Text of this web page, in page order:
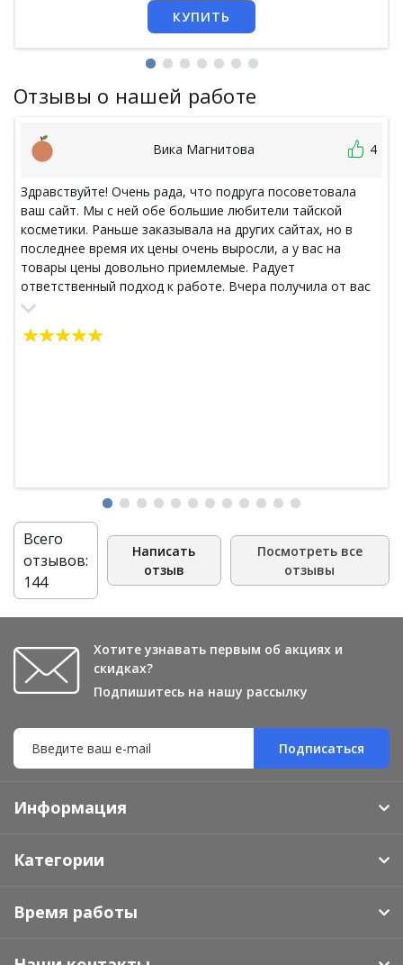
КУПИТЬ
Отзывы о нашей работе
Вика Магнитова 4
Здравствуйте! Очень рада, что подруга посоветовала
ваш сайт. Мы с ней обе большие любители тайской
косметики. Раньше заказывала на других сайтах, но в
последнее время их цены очень выросли, а у вас на
товары цены довольно приемлемые. Радует
ответственный подход к работе. Вчера получила от вас
уже свой второй заказ. Приходит именно то, что
целости и сохранности. Большое вам спасибо!
Всего
отзывов:
144
Написать
отзыв
Посмотреть все
отзывы
Хотите узнавать первым об акциях и
скидках?
Подпишитесь на нашу рассылку
Подписаться
Информация
Категории
Время работы